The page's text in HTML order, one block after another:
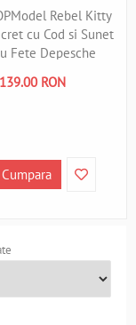
Rebel Kitty
cu Cod si Sunet
Fete Depesche
139.00 RON
Cumpara